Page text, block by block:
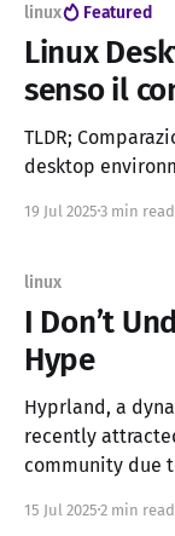
linux Featured
Linux
senso il
TLDR;
desktop
Experimental,
Syncthing attivo. Linux Desktop Minimale. Ha ancora
19 Jul 2025 3 min read
linux
I Don’t
Hype
Hyprland, a
recently
community due
features.
15 Jul 2025 2 min read